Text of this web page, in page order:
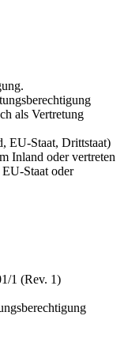
als Vertretung
EU-Staat, Drittstaat)
Inland oder vertreten
Staat oder
1 (Rev. 1)